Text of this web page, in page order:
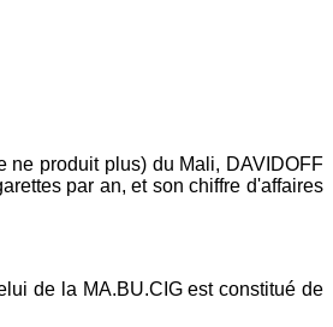
ne produit plus) du Mali, DAVIDOFF
par an, et son chiffre d'affaires
de la MA.BU.CIG est constitué de